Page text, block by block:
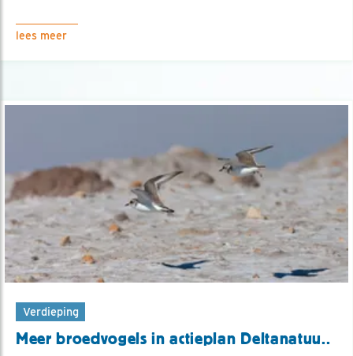
lees meer
Verdieping
Meer broedvogels in actieplan Deltanatuu..